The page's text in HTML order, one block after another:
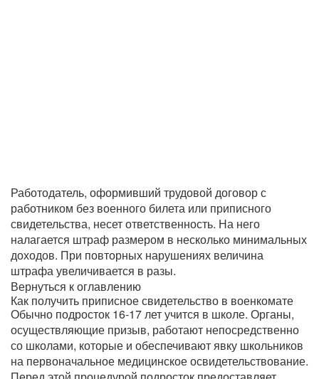
Работодатель, оформивший трудовой договор с
работником без военного билета или приписного
свидетельства, несет ответственность. На него
налагается штраф размером в несколько минимальных
доходов. При повторных нарушениях величина
штрафа увеличивается в разы.
Вернуться к оглавлению
Как получить приписное свидетельство в военкомате
Обычно подросток 16-17 лет учится в школе. Органы,
осуществляющие призыв, работают непосредственно
со школами, которые и обеспечивают явку школьников
на первоначальное медицинское освидетельствование.